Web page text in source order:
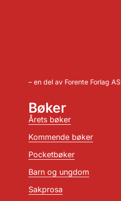
– en del av Forente Forlag AS
Bøker
Årets bøker
Kommende bøker
Pocketbøker
Barn og ungdom
Sakprosa